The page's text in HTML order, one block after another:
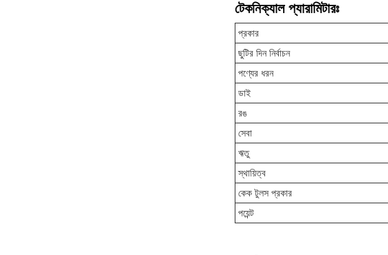
টেকনিক্যাল প্যারামিটারঃ
প্রকার
ছুটির দিন নির্বাচন
পণ্যের ধরন
ডাই
রঙ
সেবা
ঋতু
স্থায়িত্ব
কেক টুলস প্রকার
পয়েন্ট